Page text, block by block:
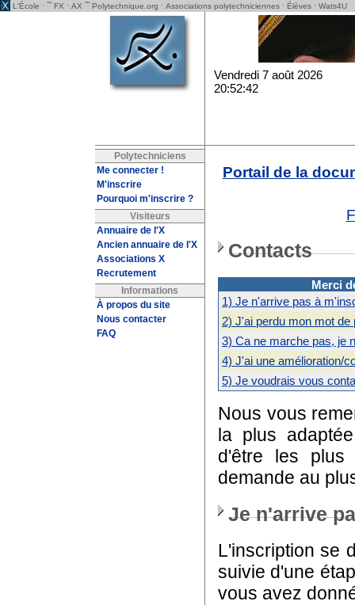
L'École · ˜˜ FX · AX ˜˜ Polytechnique.org · Associations polytechniciennes · Élèves · Wats4U
Vendredi 7 août 2026
20:52:42
Polytechniciens
Me connecter !
M'inscrire
Pourquoi m'inscrire ?
Visiteurs
Annuaire de l'X
Ancien annuaire de l'X
Associations X
Recrutement
Informations
À propos du site
Nous contacter
FAQ
Portail de la
Contacts
Merci
1) Je n'arrive pas à
2) J'ai perdu mon mot de
3) Ca ne marche pas, je
4) J'ai une amélioration/
5) Je voudrais vous
Nous vous
la plus
d'être les plus
demande au
Je n'arrive
L'inscription se
suivie d'une
vous avez